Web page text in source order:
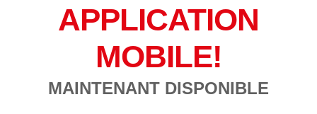
APPLICATION
MOBILE!
MAINTENANT DISPONIBLE